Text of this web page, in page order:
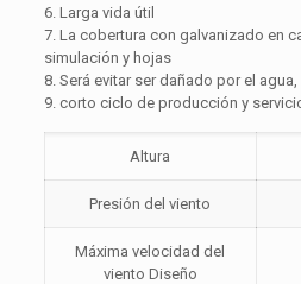
6. Larga vida útil
7. La cobertura con galvanizado en
simulación y hojas
8. Será evitar ser dañado por el
9. corto ciclo de producción y
Altura
Presión del viento
Máxima velocidad del
viento Diseño